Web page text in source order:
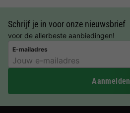
Schrijf je in voor onze nieuwsbrief
voor de allerbeste aanbiedingen!
E-mailadres
Aanmelden